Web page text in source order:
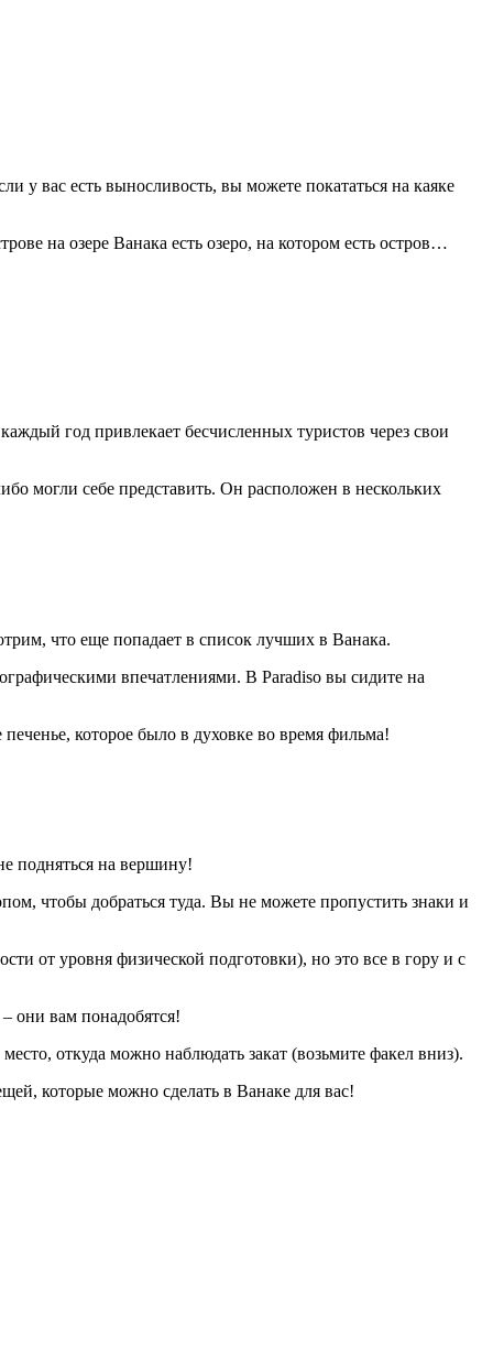
у вас есть выносливость, вы можете покататься на каяке
на озере Ванака есть озеро, на котором есть остров…
год привлекает бесчисленных туристов через свои
могли себе представить. Он расположен в нескольких
что еще попадает в список лучших в Ванака.
впечатлениями. В Paradiso вы сидите на
которое было в духовке во время фильма!
подняться на вершину!
чтобы добраться туда. Вы не можете пропустить знаки и
от уровня физической подготовки), но это все в гору и с
они вам понадобятся!
откуда можно наблюдать закат (возьмите факел вниз).
которые можно сделать в Ванаке для вас!